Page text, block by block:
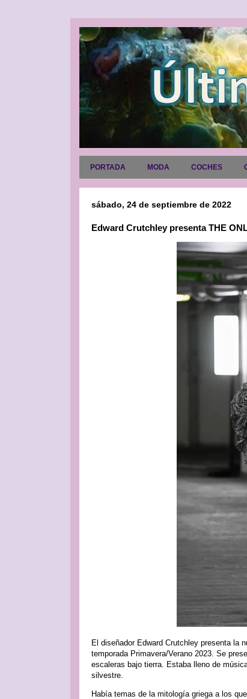
PORTADA MODA COCHES
sábado, 24 de septiembre de 2022
Edward Crutchley presenta THE
El diseñador Edward Crutchley presenta la
temporada Primavera/Verano 2023. Se
escaleras bajo tierra. Estaba lleno de
silvestre.
Había temas de la mitología griega a los